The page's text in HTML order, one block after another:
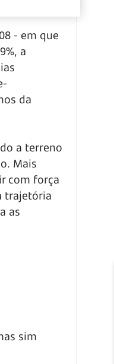
- em que
a
da
a terreno
Mais
com força
trajetória
as
sim